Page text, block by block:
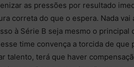
as pressões por resultado
correta do que o espera. Nada
à Série B seja mesmo o principal
time convença a torcida de que
talento, terá que haver